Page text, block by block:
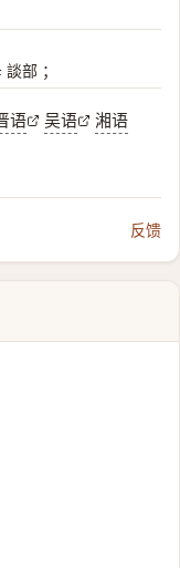
部 ；
语 吴语
湘语
反馈